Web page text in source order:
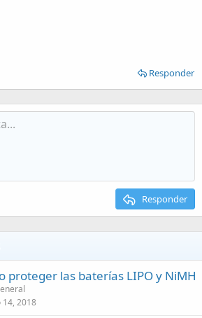
Responder
Responder
proteger las baterías LIPO y NiMH
14, 2018